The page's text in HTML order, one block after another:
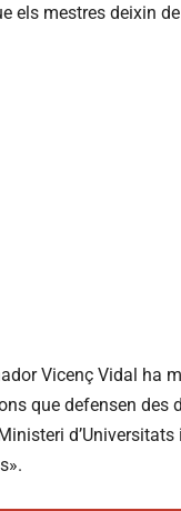
els mestres deixin
Vicenç Vidal ha
que defensen